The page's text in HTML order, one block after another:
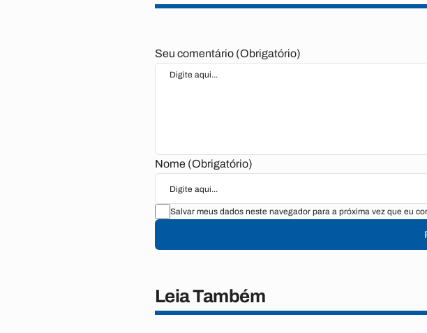
Seu comentário (Obrigatório)
Nome (Obrigatório)
Salvar meus dados neste navegador para a próxima vez que eu
Leia Também